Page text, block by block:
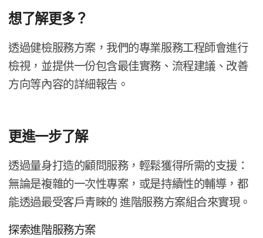
想​了​解更多？
透過​健檢​服務​方案，​我們​的​專業​服務​工程師會​進行​
檢視，​並​提供​一份​包含​最佳​實務、​流程​建議、​改善​
方向​等​內容​的​詳細​報告。
更​進一步​了​解
透過​量​身​打造​的​顧問​服務，​輕鬆​獲得​所​需​的​支援：​
無論​是​複雜​的​一​次性​專案，​或​是​持續性​的​輔導，​都​
能​透過​最​受​客戶​青睞​的 進階​服務​方案​組​合來​實現。
探索​進階​服務​方案